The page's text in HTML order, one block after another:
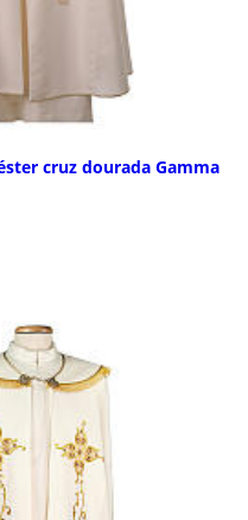
cruz dourada Gamma